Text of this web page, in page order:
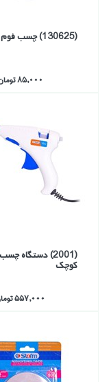
(130625) چسب فوم 60 ميل
85,000 تومان
(2001) دستگاه
كوچك
557,000 تومان